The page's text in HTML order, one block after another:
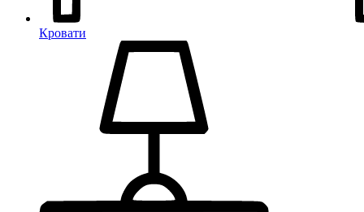
Кровати